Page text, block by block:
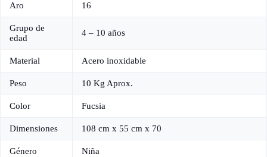
Aro 16
Grupo de
edad
4 – 10 años
Material Acero inoxidable
Peso 10 Kg Aprox.
Color Fucsia
Dimensiones 108 cm x 55 cm x 70
Género Niña